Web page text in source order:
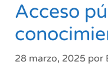
Acceso
28 marzo, 2025 por